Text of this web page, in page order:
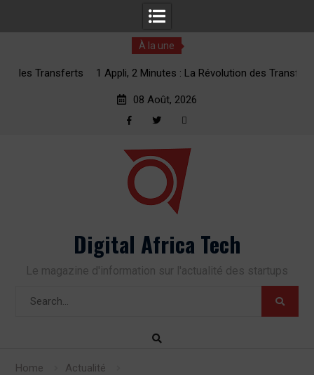
À la une
1 Appli, 2 Minutes : La Révolution des Transferts d’Argent
08 Août, 2026
Digital Africa Tech
Le magazine d'information sur l'actualité des startups
Home
Actualité